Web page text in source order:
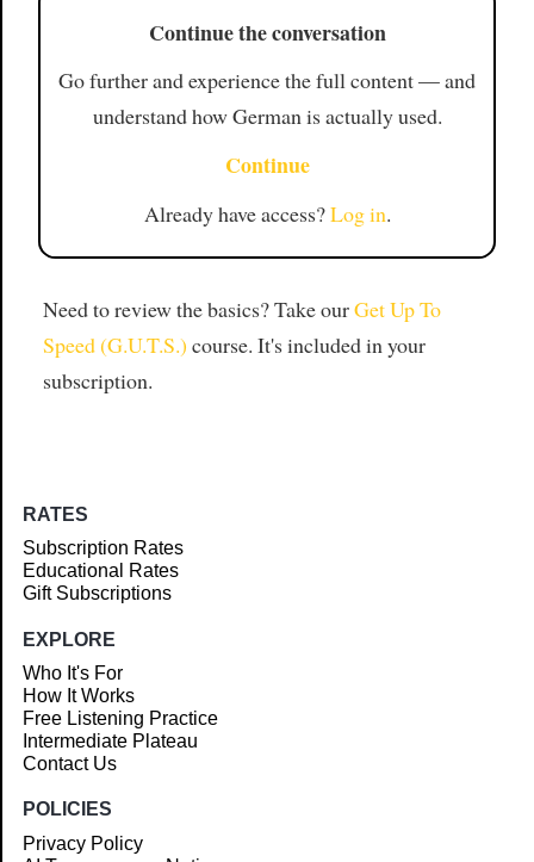
Continue the conversation
Go further and experience the full content — and
understand how German is actually used.
Continue
Already have access?Log in.
Need to review the basics? Take ourGet Up To
Speed (G.U.T.S.) course. It's included in your
subscription.
RATES
Subscription Rates
Educational Rates
Gift Subscriptions
EXPLORE
Who It's For
How It Works
Free Listening Practice
Intermediate Plateau
Contact Us
POLICIES
Privacy Policy